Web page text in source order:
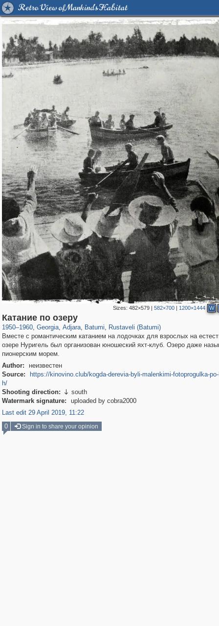
Retro View of Mankind's Habitat
Sizes:482×579 |582×700 | 1200×1444 W
Катание по озеру
1950–1960, Georgia
32,602
, Adjara
3,764 4
, Batumi
3,173
, Rustaveli (Batumi)
Вместе с романтическим катанием на лодочках для взрослых на
озере Нуригель был организован юношеский яхт-клуб. Озеро даже
пионерским морем.
Author:
неизвестен
Source:
https://kinovino.club/kogda-derevia-byli-malenkimi-fotoprogulka-
h/
Shooting direction:  south
Watermark signature:
uploaded by cobra2000
Last edit 29 April 2019, 11:22
0
Sign in to share your opinion